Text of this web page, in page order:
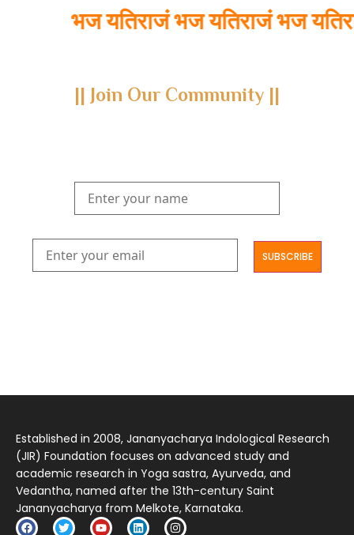
भज यतिराजं भज यतिराजं भज
|| Join Our Community ||
Established in 2008, Jananyacharya Indological Research
(JIR) Foundation focuses on advanced study and
academic research in Yoga sastra, Ayurveda, and
Vedantha, named after the 13th-century Saint
Jananyacharya from Melkote, Karnataka.